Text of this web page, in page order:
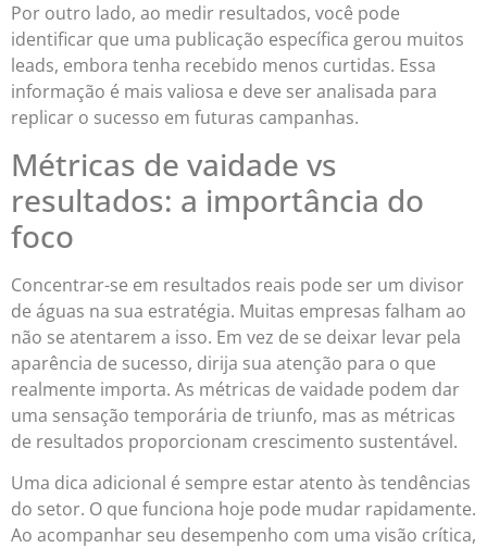
Por outro lado, ao medir resultados, você pode
identificar que uma publicação específica gerou muitos
leads, embora tenha recebido menos curtidas. Essa
informação é mais valiosa e deve ser analisada para
replicar o sucesso em futuras campanhas.
Métricas de vaidade vs
resultados: a importância do
foco
Concentrar-se em resultados reais pode ser um divisor
de águas na sua estratégia. Muitas empresas falham ao
não se atentarem a isso. Em vez de se deixar levar pela
aparência de sucesso, dirija sua atenção para o que
realmente importa. As métricas de vaidade podem dar
uma sensação temporária de triunfo, mas as métricas
de resultados proporcionam crescimento sustentável.
Uma dica adicional é sempre estar atento às tendências
do setor. O que funciona hoje pode mudar rapidamente.
Ao acompanhar seu desempenho com uma visão crítica,